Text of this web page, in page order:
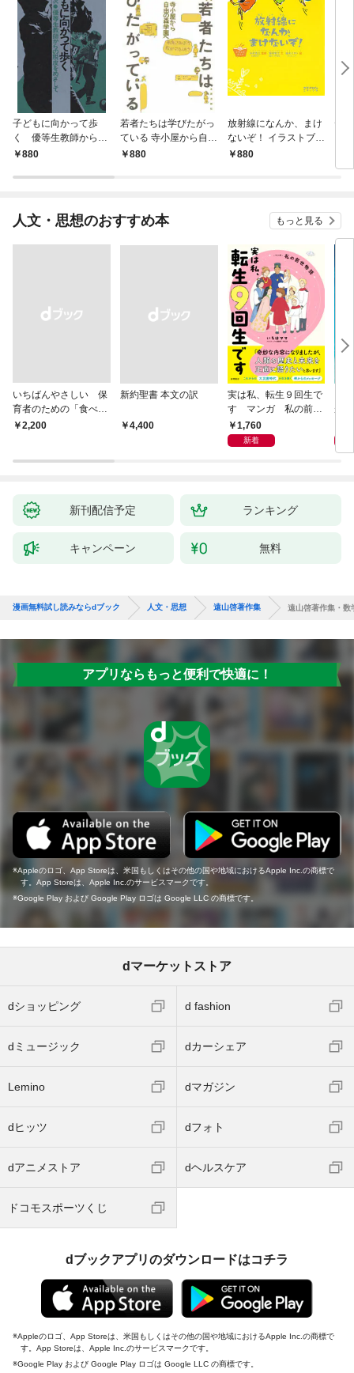
子どもに向かって歩
く 優等生教師からの
脱皮をめざして
880
若者たちは学びたがっ
ている 寺小屋から自由
の森学園へ
880
放射線になんか、まけ
ないぞ！ イラストブッ
ク880
デ
メ
人文・思想のおすすめ本 もっと見る
いちばんやさしい 保
育者のための「食べな
い子」サポートＢＯＯ
￥2,200
新約聖書 本文の訳
￥4,400
実は私、転生９回生で
す マンガ 私の前世
物語1,760
新着
が
新刊配信予定 ランキング
キャンペーン 無料
漫画無料試し読みならdブック 人文・思想 遠山啓著作集 遠山啓著作集・
アプリならもっと便利で快適に！
Appleのロゴ、App Storeは、米国もしくはその他の国や地域におけるApple Inc.の商標で
す。App Storeは、Apple Inc.のサービスマークです。
Google Play および Google Play ロゴは Google LLC の商標です。
dマーケットストア
dショッピング d fashion
dミュージック dカーシェア
Lemino dマガジン
dヒッツ dフォト
dアニメストア dヘルスケア
ドコモスポーツくじ
dブックアプリのダウンロードはコチラ
Appleのロゴ、App Storeは、米国もしくはその他の国や地域におけるApple Inc.の商標で
す。App Storeは、Apple Inc.のサービスマークです。
Google Play および Google Play ロゴは Google LLC の商標です。